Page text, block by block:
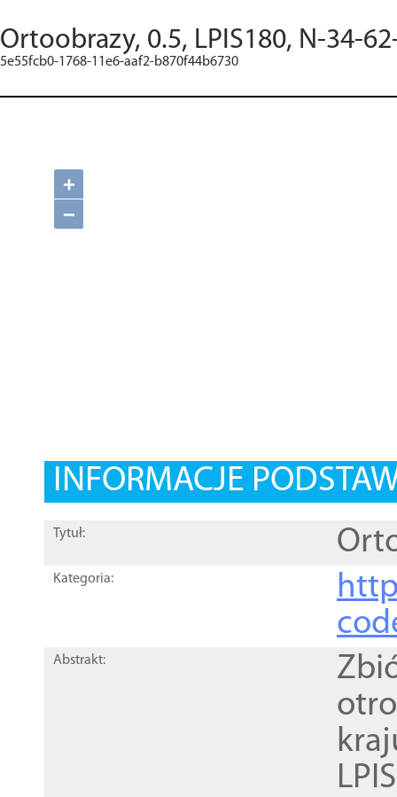
Ortoobrazy, 0.5, LPIS180, N-34-
5e55fcb0-1768-11e6-aaf2-b870f44b6730
+
−
INFORMACJE
Tytuł:
Kategoria:
Abstrakt: